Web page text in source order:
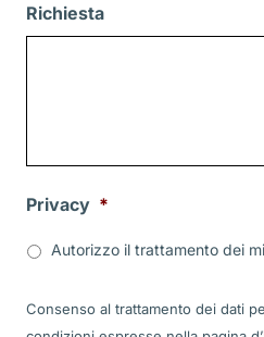
Richiesta
Privacy *
Autorizzo il trattamento dei
Consenso al trattamento dei dati